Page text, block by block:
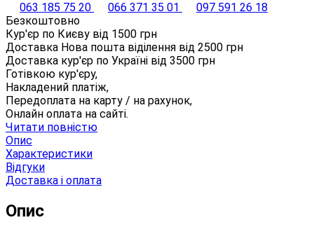
063 185 75 20
066 371 35 01
097 591 26 18
Безкоштовно
Кур'єр по Києву від 1500 грн
Доставка Нова пошта віділення від 2500 грн
Доставка кур'єр по Україні від 3500 грн
Готівкою кур'єру,
Накладений платіж,
Передоплата на карту / на рахунок,
Онлайн оплата на сайті.
Читати повністю
Опис
Характеристики
Відгуки
Доставка і оплата
Опис